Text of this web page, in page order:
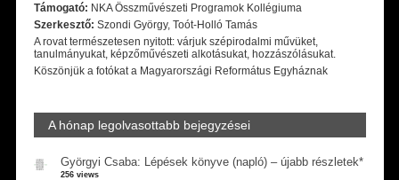
Támogató: NKA Összművészeti Programok Kollégiuma
Szerkesztő: Szondi György, Toót-Holló Tamás
A rovat természetesen nyitott: várjuk szépirodalmi művüket,
tanulmányukat, képzőművészeti alkotásukat, hozzászólásukat.
Köszönjük a fotókat a Magyarországi Református Egyháznak
A hónap legolvasottabb bejegyzései
Györgyi Csaba: Lépések könyve (napló) – újabb részletek*
256 views